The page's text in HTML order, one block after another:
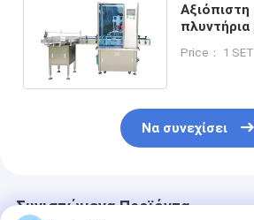
Αξιόπιστη
μπουκάλια
Price： 1 SET
Να συνεχίσει
Συνιστώμενα Προϊόντα